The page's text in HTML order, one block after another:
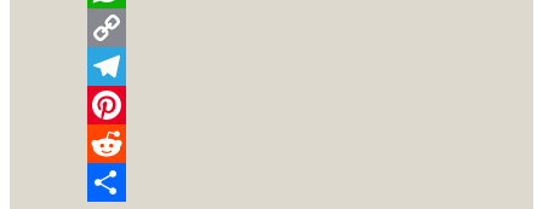
WhatsApp
Copy
Link
Telegram
Pinterest
Reddit